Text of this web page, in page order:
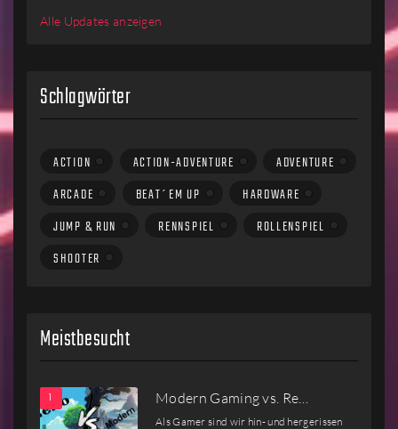
Alle Updates anzeigen
Schlagwörter
ACTION ACTION-ADVENTURE
ADVENTURE
ARCADE
BEAT´EM UP
HARDWARE
JUMP & RUN
RENNSPIEL
ROLLENSPIEL
SHOOTER
Meistbesucht
Modern Gaming vs. Re…
Als Gamer sind wir hin- und hergerissen